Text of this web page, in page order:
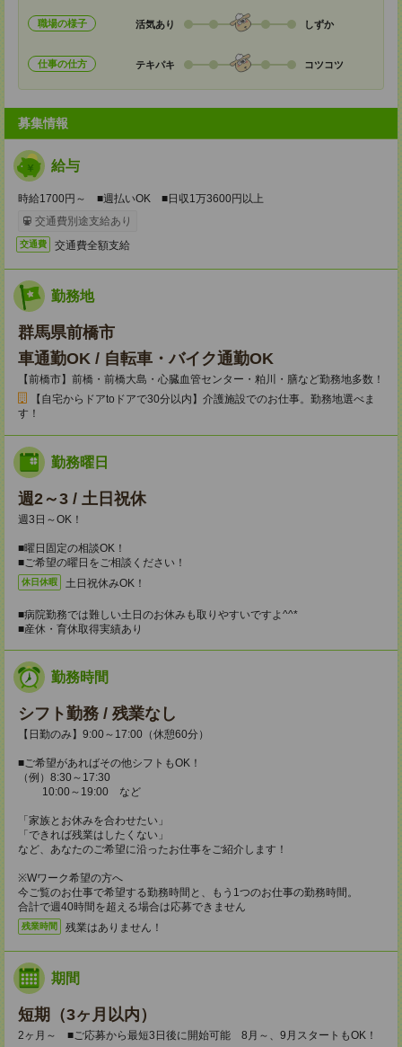
職場の様子 活気あり しずか
仕事の仕方 テキパキ コツコツ
募集情報
給与
時給1700円～ ■週払いOK ■日収1万3600円以上
交通費別途支給あり
交通費 交通費全額支給
勤務地
群馬県前橋市
車通勤OK / 自転車・バイク通勤OK
【前橋市】前橋・前橋大島・心臓血管センター・粕川・膳など勤務地多数！
【自宅からドアtoドアで30分以内】介護施設でのお仕事。勤務地選べま
す！
勤務曜日
週2～3 / 土日祝休
週3日～OK！
■曜日固定の相談OK！
■ご希望の曜日をご相談ください！
休日休暇 土日祝休みOK！
■病院勤務では難しい土日のお休みも取りやすいですよ^^*
■産休・育休取得実績あり
勤務時間
シフト勤務 / 残業なし
【日勤のみ】9:00～17:00（休憩60分）
■ご希望があればその他シフトもOK！
（例）8:30～17:30
10:00～19:00 など
「家族とお休みを合わせたい」
「できれば残業はしたくない」
など、あなたのご希望に沿ったお仕事をご紹介します！
※Wワーク希望の方へ
今ご覧のお仕事で希望する勤務時間と、もう1つのお仕事の勤務時間。
合計で週40時間を超える場合は応募できません
残業時間 残業はありません！
期間
短期（3ヶ月以内）
2ヶ月～ ■ご応募から最短3日後に開始可能 8月～、9月スタートもOK！